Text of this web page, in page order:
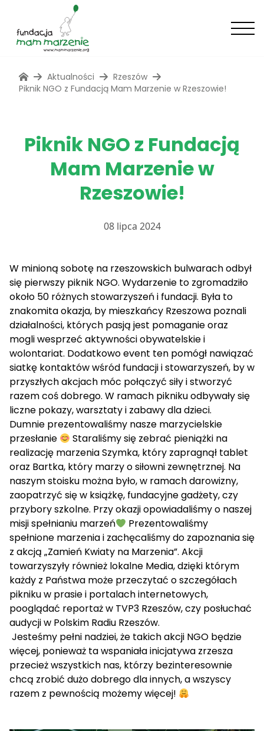
Aktualności
Rzeszów
Piknik NGO z Fundacją Mam Marzenie w Rzeszowie!
Piknik NGO z Fundacją
Mam Marzenie w
Rzeszowie!
08 lipca 2024
W minioną sobotę na rzeszowskich bulwarach odbył
się pierwszy piknik NGO. Wydarzenie to zgromadziło
około 50 różnych stowarzyszeń i fundacji. Była to
znakomita okazja, by mieszkańcy Rzeszowa poznali
działalności, których pasją jest pomaganie oraz
mogli wesprzeć aktywności obywatelskie i
wolontariat. Dodatkowo event ten pomógł nawiązać
siatkę kontaktów wśród fundacji i stowarzyszeń, by w
przyszłych akcjach móc połączyć siły i stworzyć
razem coś dobrego. W ramach pikniku odbywały się
liczne pokazy, warsztaty i zabawy dla dzieci.
Dumnie prezentowaliśmy nasze marzycielskie
przesłanie
Staraliśmy się zebrać pieniążki na
realizację marzenia Szymka, który zapragnął tablet
oraz Bartka, który marzy o siłowni zewnętrznej. Na
naszym stoisku można było, w ramach darowizny,
zaopatrzyć się w książkę, fundacyjne gadżety, czy
przybory szkolne. Przy okazji opowiadaliśmy o naszej
misji spełnianiu marzeń
Prezentowaliśmy
spełnione marzenia i zachęcaliśmy do zapoznania się
z akcją „Zamień Kwiaty na Marzenia”. Akcji
towarzyszyły również lokalne Media, dzięki którym
każdy z Państwa może przeczytać o szczegółach
pikniku w prasie i portalach internetowych,
pooglądać reportaż w TVP3 Rzeszów, czy posłuchać
audycji w Polskim Radiu Rzeszów.
Jesteśmy pełni nadziei, że takich akcji NGO będzie
więcej, ponieważ ta wspaniała inicjatywa zrzesza
przecież wszystkich nas, którzy bezinteresownie
chcą zrobić dużo dobrego dla innych, a wszyscy
razem z pewnością możemy więcej!